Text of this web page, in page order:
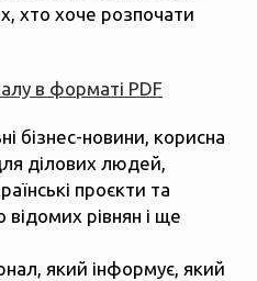
хто хоче розпочати
в форматі PDF
бізнес-новини, корисна
ділових людей,
проєкти та
відомих рівнян і ще
який інформує, який